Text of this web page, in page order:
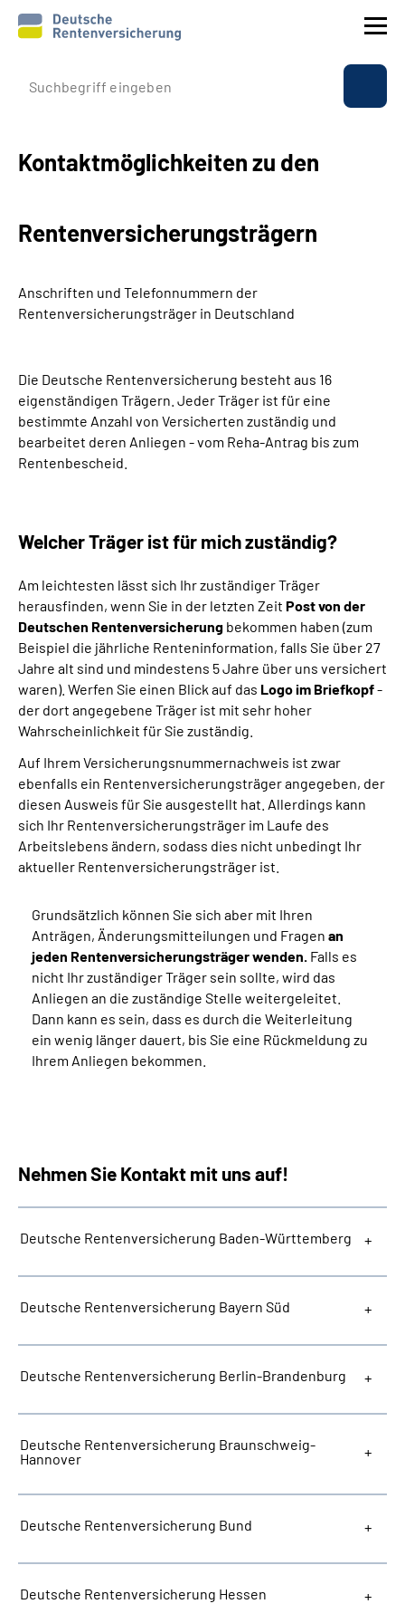
Εταιρικό προφίλ
Παροχές
Υπηρεσία
Language
Inhalte in Gebärdensprache (DGS)
Kontaktmöglichkeiten zu den
Rentenversicherungsträgern
Anschriften und Telefonnummern der
Rentenversicherungsträger in Deutschland
Die Deutsche Rentenversicherung besteht aus 16
eigenständigen Trägern. Jeder Träger ist für eine
bestimmte Anzahl von Versicherten zuständig und
bearbeitet deren Anliegen - vom Reha-Antrag bis zum
Rentenbescheid.
Welcher Träger ist für mich zuständig?
Am leichtesten lässt sich Ihr zuständiger Träger
herausfinden, wenn Sie in der letzten Zeit Post von der
Deutschen Rentenversicherung bekommen haben (zum
Beispiel die jährliche Renteninformation, falls Sie über 27
Jahre alt sind und mindestens 5 Jahre über uns versichert
waren). Werfen Sie einen Blick auf das Logo im Briefkopf-
der dort angegebene Träger ist mit sehr hoher
Wahrscheinlichkeit für Sie zuständig.
Auf Ihrem Versicherungsnummernachweis ist zwar
ebenfalls ein Rentenversicherungsträger angegeben, der
diesen Ausweis für Sie ausgestellt hat. Allerdings kann
sich Ihr Rentenversicherungsträger im Laufe des
Arbeitslebens ändern, sodass dies nicht unbedingt Ihr
aktueller Rentenversicherungsträger ist.
Grundsätzlich können Sie sich aber mit Ihren
Anträgen, Änderungsmitteilungen und Fragen an
jeden Rentenversicherungsträger wenden. Falls es
nicht Ihr zuständiger Träger sein sollte, wird das
Anliegen an die zuständige Stelle weitergeleitet.
Dann kann es sein, dass es durch die Weiterleitung
ein wenig länger dauert, bis Sie eine Rückmeldung zu
Ihrem Anliegen bekommen.
Nehmen Sie Kontakt mit uns auf!
Deutsche Rentenversicherung Baden-Württemberg
Deutsche Rentenversicherung Bayern Süd
Deutsche Rentenversicherung Berlin-Brandenburg
Deutsche Rentenversicherung Braunschweig-
Hannover
Deutsche Rentenversicherung Bund
Deutsche Rentenversicherung Hessen